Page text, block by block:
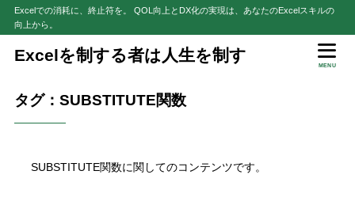
Excelでの消耗に、終止符を。 QOL向上とDX化の実現は、あなたのExcelスキルの
向上から。
Excelを制する者は人生を制す
MENU
タグ：SUBSTITUTE関数
SUBSTITUTE関数に関してのコンテンツです。